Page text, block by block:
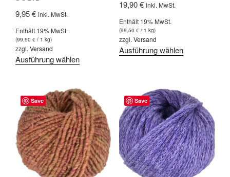
9,95€ inkl. MwSt.
Enthält 19% MwSt.
(99,50 € / 1 kg)
zzgl. Versand
Ausführung wählenDieses
mehrere
Varianten
auf.
Die
Optionen
können
auf
19,90€ inkl. MwSt.
Enthält 19% MwSt.
(99,50 €/ 1 kg)
zzgl. Versand
Ausführung wählenDieses
Varianten
auf.
Die
Optionen
können
auf
der
Save Save